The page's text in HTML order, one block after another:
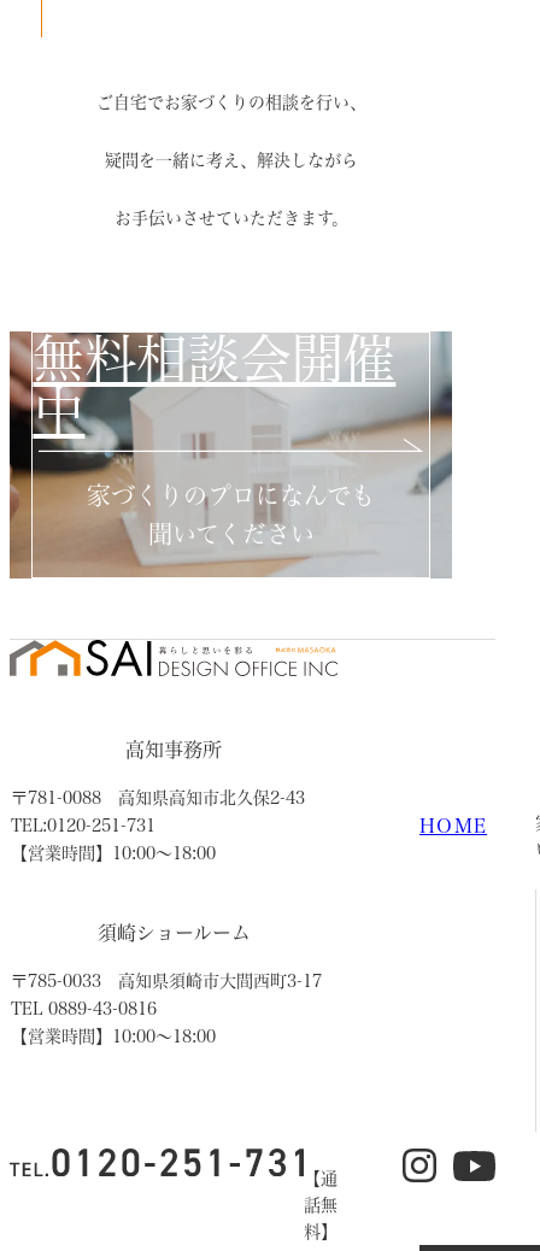
ご自宅でお家づくりの相談を行い、
疑問を一緒に考え、解決しながら
お手伝いさせていただきます。
無料相談会開催
中
家づくりのプロになんでも
聞いてください
高知事務所
〒781-0088 高知県高知市北久保2-43
TEL:0120-251-731
【営業時間】10:00〜18:00
須崎ショールーム
〒785-0033 高知県須崎市大間西町3-17
TEL 0889-43-0816
【営業時間】10:00〜18:00
【通
話無
料】
HOME